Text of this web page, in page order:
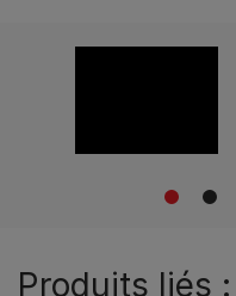
1 2
Produits liés :